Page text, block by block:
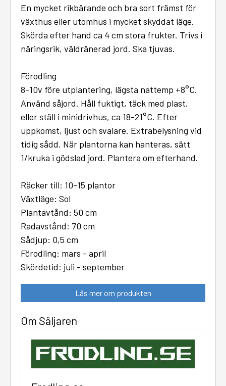
En mycket rikbärande och bra sort främst för
växthus eller utomhus i mycket skyddat läge.
Skörda efter hand ca 4 cm stora frukter. Trivs i
näringsrik, väldränerad jord. Ska tjuvas.
Förodling
8-10v före utplantering, lägsta nattemp +8°C.
Använd såjord. Håll fuktigt, täck med plast,
eller ställ i minidrivhus, ca 18-21°C. Efter
uppkomst, ljust och svalare. Extrabelysning vid
tidig sådd. När plantorna kan hanteras, sätt
1/kruka i gödslad jord. Plantera om efterhand.
Räcker till: 10-15 plantor
Växtläge: Sol
Plantavtånd: 50 cm
Radavstånd: 70 cm
Sådjup: 0,5 cm
Förodling: mars - april
Skördetid: juli - september
Läs mer om produkten
Om Säljaren